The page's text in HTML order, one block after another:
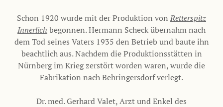
Schon 1920 wurde mit der Produktion von Retterspitz
Innerlich begonnen. Hermann Scheck übernahm nach
dem Tod seines Vaters 1935 den Betrieb und baute ihn
beachtlich aus. Nachdem die Produktionsstätten in
Nürnberg im Krieg zerstört worden waren, wurde die
Fabrikation nach Behringersdorf verlegt.
Dr. med. Gerhard Valet, Arzt und Enkel des